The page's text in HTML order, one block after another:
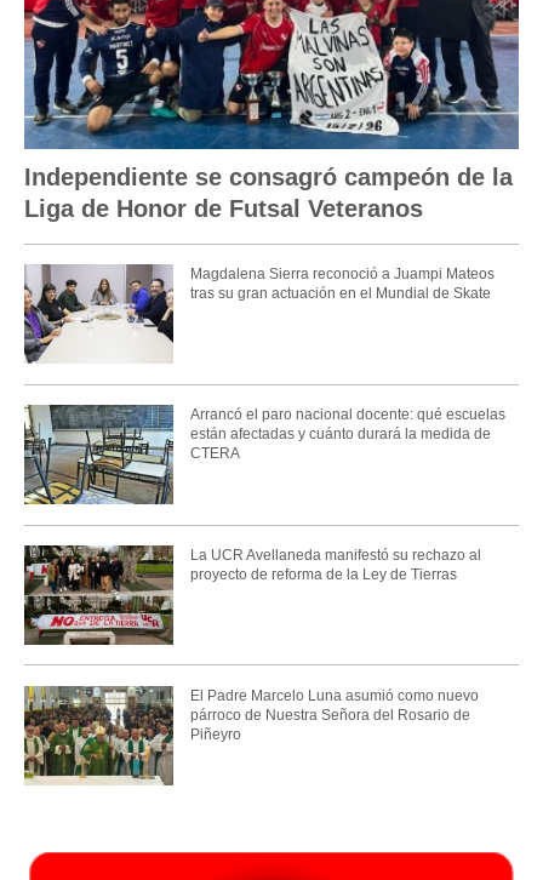
Independiente se consagró campeón de la
Liga de Honor de Futsal Veteranos
Magdalena Sierra reconoció a Juampi Mateos
tras su gran actuación en el Mundial de Skate
Arrancó el paro nacional docente: qué escuelas
están afectadas y cuánto durará la medida de
CTERA
La UCR Avellaneda manifestó su rechazo al
proyecto de reforma de la Ley de Tierras
El Padre Marcelo Luna asumió como nuevo
párroco de Nuestra Señora del Rosario de
Piñeyro